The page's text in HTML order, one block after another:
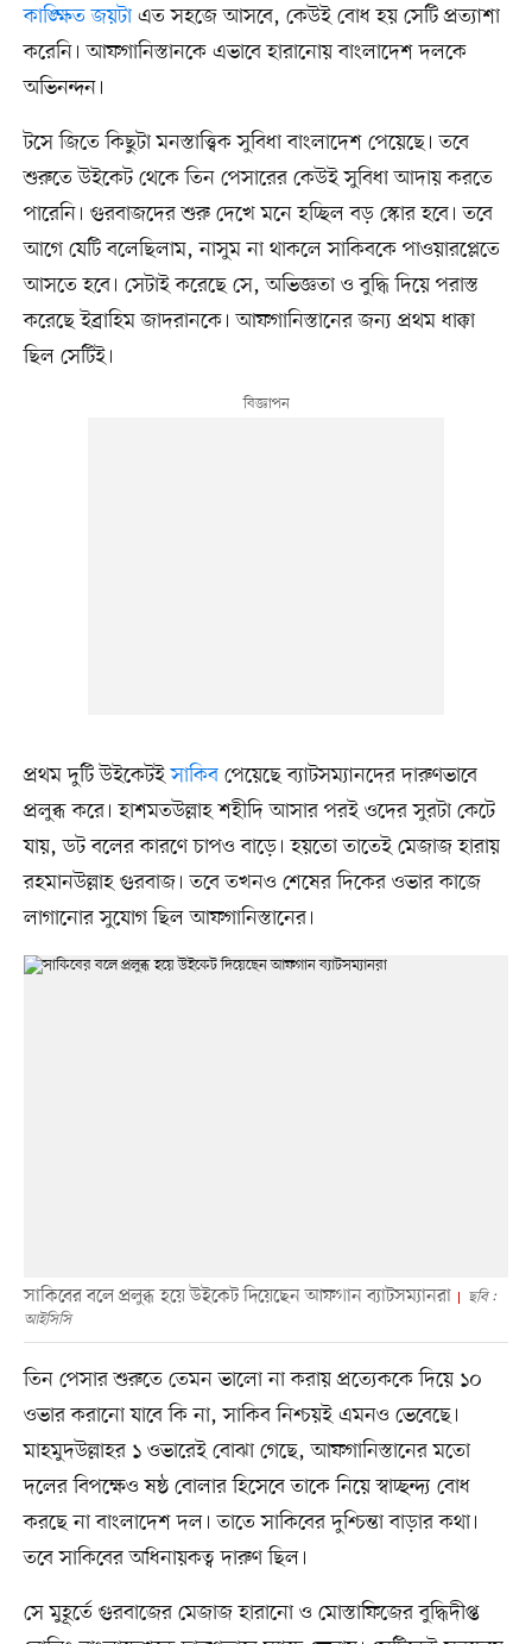
কাঙ্ক্ষিত জয়টাএত সহজে আসবে, কেউই বোধ হয় সেটি প্রত্যাশা
করেনি। আফগানিস্তানকে এভাবে হারানোয় বাংলাদেশ দলকে
অভিনন্দন।
টসে জিতে কিছুটা মনস্তাত্ত্বিক সুবিধা বাংলাদেশ পেয়েছে। তবে
শুরুতে উইকেট থেকে তিন পেসারের কেউই সুবিধা আদায় করতে
পারেনি। গুরবাজদের শুরু দেখে মনে হচ্ছিল বড় স্কোর হবে। তবে
আগে যেটি বলেছিলাম, নাসুম না থাকলে সাকিবকে পাওয়ারপ্লেতে
আসতে হবে। সেটাই করেছে সে, অভিজ্ঞতা ও বুদ্ধি দিয়ে পরাস্ত
করেছে ইব্রাহিম জাদরানকে। আফগানিস্তানের জন্য প্রথম ধাক্কা
ছিল সেটিই।
প্রথম দুটি উইকেটইসাকিবপেয়েছে ব্যাটসম্যানদের দারুণভাবে
প্রলুব্ধ করে। হাশমতউল্লাহ শহীদি আসার পরই ওদের সুরটা কেটে
যায়, ডট বলের কারণে চাপও বাড়ে। হয়তো তাতেই মেজাজ হারায়
রহমানউল্লাহ গুরবাজ। তবে তখনও শেষের দিকের ওভার কাজে
লাগানোর সুযোগ ছিল আফগানিস্তানের।
সাকিবের বলে প্রলুব্ধ হয়ে উইকেট দিয়েছেন আফগান ব্যাটসম্যানরা
ছবি :
আইসিসি
তিন পেসার শুরুতে তেমন ভালো না করায় প্রত্যেককে দিয়ে ১০
ওভার করানো যাবে কি না, সাকিব নিশ্চয়ই এমনও ভেবেছে।
মাহমুদউল্লাহর ১ ওভারেই বোঝা গেছে, আফগানিস্তানের মতো
দলের বিপক্ষেও ষষ্ঠ বোলার হিসেবে তাকে নিয়ে স্বাচ্ছন্দ্য বোধ
করছে না বাংলাদেশ দল। তাতে সাকিবের দুশ্চিন্তা বাড়ার কথা।
তবে সাকিবের অধিনায়কত্ব দারুণ ছিল।
সে মুহূর্তে গুরবাজের মেজাজ হারানো ও মোস্তাফিজের বুদ্ধিদীপ্ত